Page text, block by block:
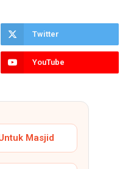
Twitter
YouTube
Masjid